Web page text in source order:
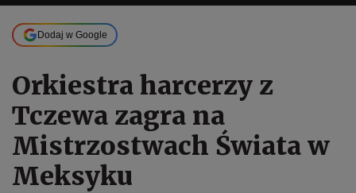
Dodaj w Google
Orkiestra harcerzy z
Tczewa zagra na
Mistrzostwach Świata w
Meksyku